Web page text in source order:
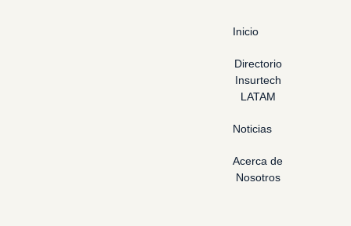
Inicio
Directorio
Insurtech
LATAM
Noticias
Acerca de
Nosotros